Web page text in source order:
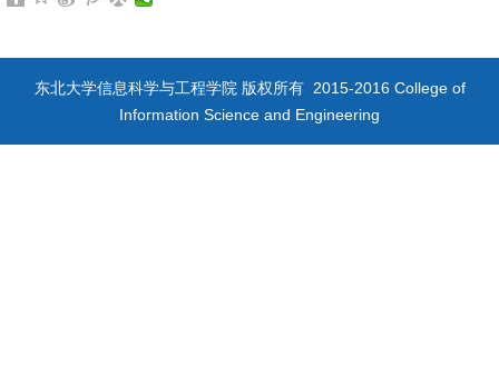
东北大学信息科学与工程学院 版权所有 2015-2016 College of
Information Science and Engineering